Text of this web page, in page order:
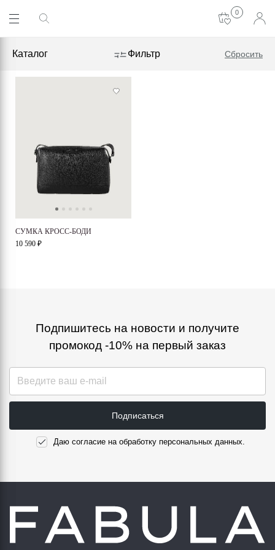
0
Каталог Фильтр Сбросить
СУМКА КРОСС-БОДИ
10 590 ₽
Подпишитесь на новости и получите
промокод -10% на первый заказ
Подписаться
Даю согласие на обработку персональных данных.